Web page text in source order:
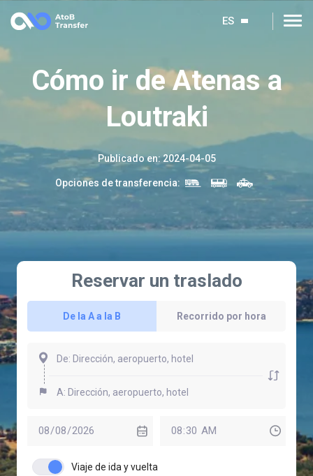
ES
Cómo ir de Atenas a
Loutraki
Publicado en:2024-04-05
Opciones de transferencia:
Reservar un traslado
De la A a la B Recorrido por hora
Viaje de ida y vuelta